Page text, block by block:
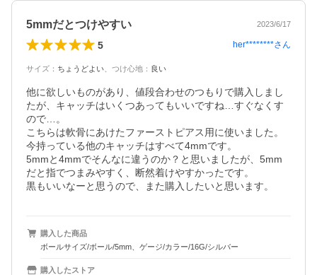
5mmだとつけやすい 2023/6/17
5 her********さん
サイズ ： ちょうどよい つけ心地 ： 良い
他に欲しいものがあり、値段合わせのつもりで購入しまし
たが、キャッチはいくつあってもいいですね…すぐなくす
ので…。
こちらは軟骨にあけたファーストピアス用に使いました。
今持っている他のキャッチはすべて4mmです。
5mmと4mmでそんなに違うのか？と思いましたが、5mm
だと指でつまみやすく、断然着けやすかったです。
黒もいいなーと思うので、また購入したいと思います。
購入した商品
ボールサイズ/ボール/5mm、ゲージ/カラー/16G/シルバー
購入したストア